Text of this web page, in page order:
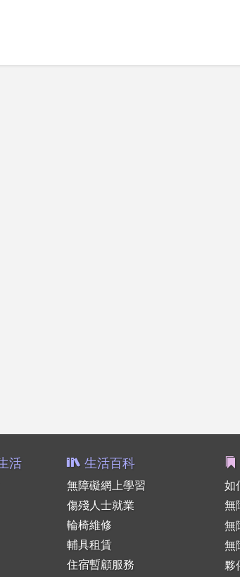
活 生活百科
無障礙網上學習
傷殘人士就業
輪椅維修
輔具租賃
住宿暫顧服務
如
無
無
無
夥